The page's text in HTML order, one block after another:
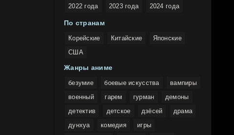
2022 года
2023 года 2024 года
По странам
Корейские Китайские
Японские
США
Жанры аниме
безумие боевые искусства
вампиры
военный
гарем гурман
демоны
детектив
детское дзёсей
драма
дунхуа
комедия
игры